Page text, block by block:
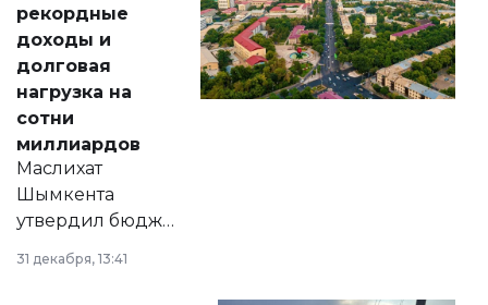
рекордные
доходы и
долговая
нагрузка на
сотни
миллиардов
Маслихат
Шымкента
утвердил бюджет
города на 2026–
2028 годы.
31 декабря, 13:41